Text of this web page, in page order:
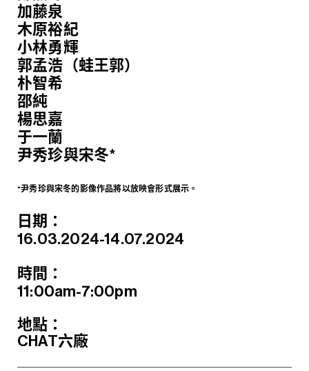
加藤泉
木原裕紀
小林勇輝
郭孟浩（蛙王郭）
朴智希
邵純
楊思嘉
于一蘭
尹秀珍與宋冬*
*尹秀珍與宋冬的影像作品將以放映會形式展示。
日期：
16.03.2024-14.07.2024
時間：
11:00am-7:00pm
地點：
CHAT六廠